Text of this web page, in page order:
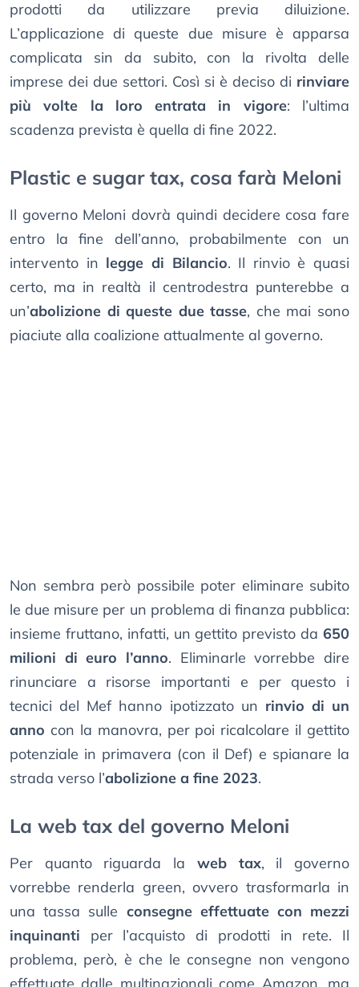
prodotti da utilizzare previa diluizione.
L’applicazione di queste due misure è apparsa
complicata sin da subito, con la rivolta delle
imprese dei due settori. Così si è deciso di rinviare
più volte la loro entrata in vigore: l’ultima
scadenza prevista è quella di fine 2022.
Plastic e sugar tax, cosa farà Meloni
Il governo Meloni dovrà quindi decidere cosa fare
entro la fine dell’anno, probabilmente con un
intervento in legge di Bilancio. Il rinvio è quasi
certo, ma in realtà il centrodestra punterebbe a
un’abolizione di queste due tasse, che mai sono
piaciute alla coalizione attualmente al governo.
Non sembra però possibile poter eliminare subito
le due misure per un problema di finanza pubblica:
insieme fruttano, infatti, un gettito previsto da 650
milioni di euro l’anno. Eliminarle vorrebbe dire
rinunciare a risorse importanti e per questo i
tecnici del Mef hanno ipotizzato un rinvio di un
anno con la manovra, per poi ricalcolare il gettito
potenziale in primavera (con il Def) e spianare la
strada verso l’abolizione a fine 2023.
La web tax del governo Meloni
Per quanto riguarda la web tax, il governo
vorrebbe renderla green, ovvero trasformarla in
una tassa sulle consegne effettuate con mezzi
inquinanti per l’acquisto di prodotti in rete. Il
problema, però, è che le consegne non vengono